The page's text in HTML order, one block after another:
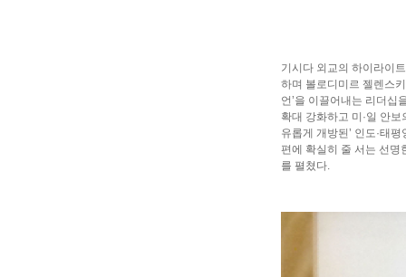
기시다 외교의 하이라이
하며 볼로디미르 젤렌스
언’을 이끌어내는 리더십
확대 강화하고 미·일 안
유롭게 개방된’ 인도·태
편에 확실히 줄 서는 선명
를 펼쳤다.